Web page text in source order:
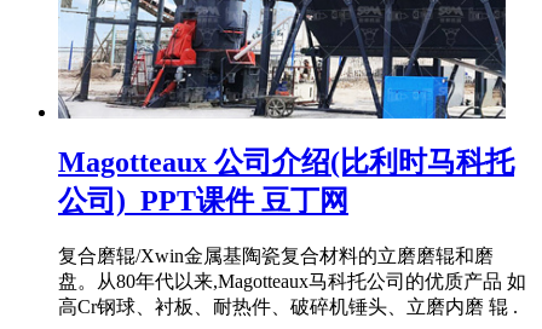
Magotteaux 公司介绍(比利时马科托
公司)_PPT课件 豆丁网
复合磨辊/Xwin金属基陶瓷复合材料的立磨磨辊和磨
盘。从80年代以来,Magotteaux马科托公司的优质产品 如
高Cr钢球、衬板、耐热件、破碎机锤头、立磨内磨 辊 .